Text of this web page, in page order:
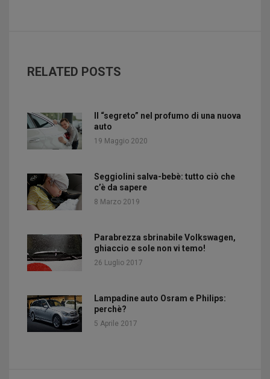
RELATED POSTS
Il “segreto” nel profumo di una nuova
auto
19 Maggio 2020
Seggiolini salva-bebè: tutto ciò che
c’è da sapere
8 Marzo 2019
Parabrezza sbrinabile Volkswagen,
ghiaccio e sole non vi temo!
26 Luglio 2017
Lampadine auto Osram e Philips:
perchè?
5 Aprile 2017